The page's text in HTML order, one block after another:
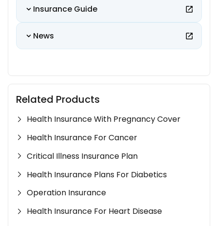
Insurance Guide
News
Related Products
Health Insurance With Pregnancy Cover
Health Insurance For Cancer
Critical Illness Insurance Plan
Health Insurance Plans For Diabetics
Operation Insurance
Health Insurance For Heart Disease